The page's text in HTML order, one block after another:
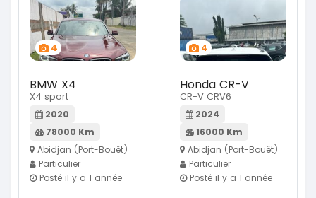
4
BMW X4
X4 sport
2020
78000 Km
Abidjan (Port-Bouët)
Particulier
Posté il y a 1 année
4
Honda CR-V
CR-V CRV6
2024
16000 Km
Abidjan (Port-Bouët)
Particulier
Posté il y a 1 année